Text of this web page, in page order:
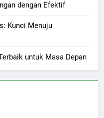
dengan Efektif
Kunci Menuju
untuk Masa Depan